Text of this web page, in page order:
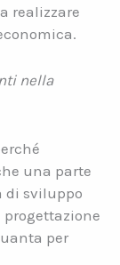
realizzare
nella
una parte
di sviluppo
per